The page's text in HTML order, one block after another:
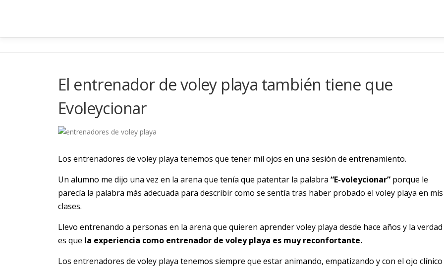
El entrenador de voley playa también tiene que
Evoleycionar
Los entrenadores de voley playa tenemos que tener mil ojos en una sesión de entrenamiento.
Un alumno me dijo una vez en la arena que tenía que patentar la palabra “E-voleycionar” porque le
parecía la palabra más adecuada para describir como se sentía tras haber probado el voley playa en mis
clases.
Llevo entrenando a personas en la arena que quieren aprender voley playa desde hace años y la verdad
es que la experiencia como entrenador de voley playa es muy reconfortante.
Los entrenadores de voley playa tenemos siempre que estar animando, empatizando y con el ojo clínico